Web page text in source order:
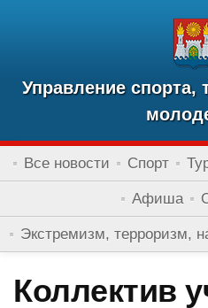
Управление спорта,
Все новости Спорт
Афиша
Экстремизм, терроризм,
Коллектив